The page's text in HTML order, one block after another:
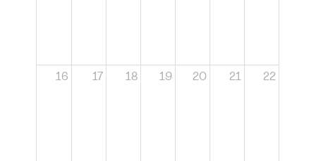
16 17 18 19 20 21 22